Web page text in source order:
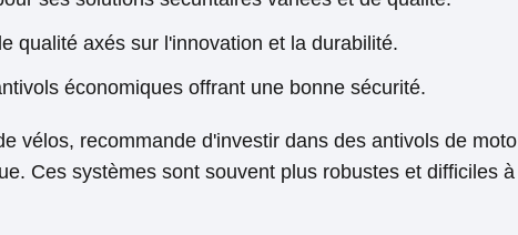
qualité axés sur l'innovation et la durabilité.
économiques offrant une bonne sécurité.
vélos, recommande d'investir dans des antivols de moto
Ces systèmes sont souvent plus robustes et difficiles à